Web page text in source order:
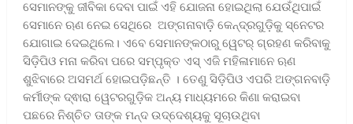
ସେମାନଙ୍କୁ ଜୀବିକା ଦେବା ପାଇଁ ଏହି ଯୋଜନା ହୋଇଥିଲା ଯେଉଁଥିପାଇଁ
ସେମାନେ ଋଣ ନେଇ ସେଥିରେ ଅଙ୍ଗନାବାଡ଼ି କେନ୍ଦ୍ରଗୁଡ଼ିକୁ ସ୍ନେଟର
ଯୋଗାଇ ଦେଇଥିଲେ। ଏବେ ସେମାନଙ୍କଠାରୁ ୱେଟର୍ ଗ୍ରହଣ କରିବାକୁ
ସିଡ଼ିପିଓ ମନା କରିବା ପରେ ସମ୍ପୃକ୍ତ ଏସ୍ ଏଜି ମହିଳାମାନେ ଋଣ
ଶୁଝିବାରେ ଅସମର୍ଥ ହୋଇପଡ଼ିଛନ୍ତି । ତେଣୁ ସିଡ଼ିପିଓ ଏପରି ଅଙ୍ଗନବାଡ଼ି
କର୍ମୀଙ୍କ ଦ୍ଵାରା ୱେଟରଗୁଡ଼ିକ ଅନ୍ୟ ମାଧ୍ୟମରେ କିଣା କରାଇବା
ପଛରେ ନିଶ୍ଚିତ ତାଙ୍କ ମନ୍ଦ ଉଦ୍ଦେଶ୍ୟକୁ ସୂଚାଉଥିବା